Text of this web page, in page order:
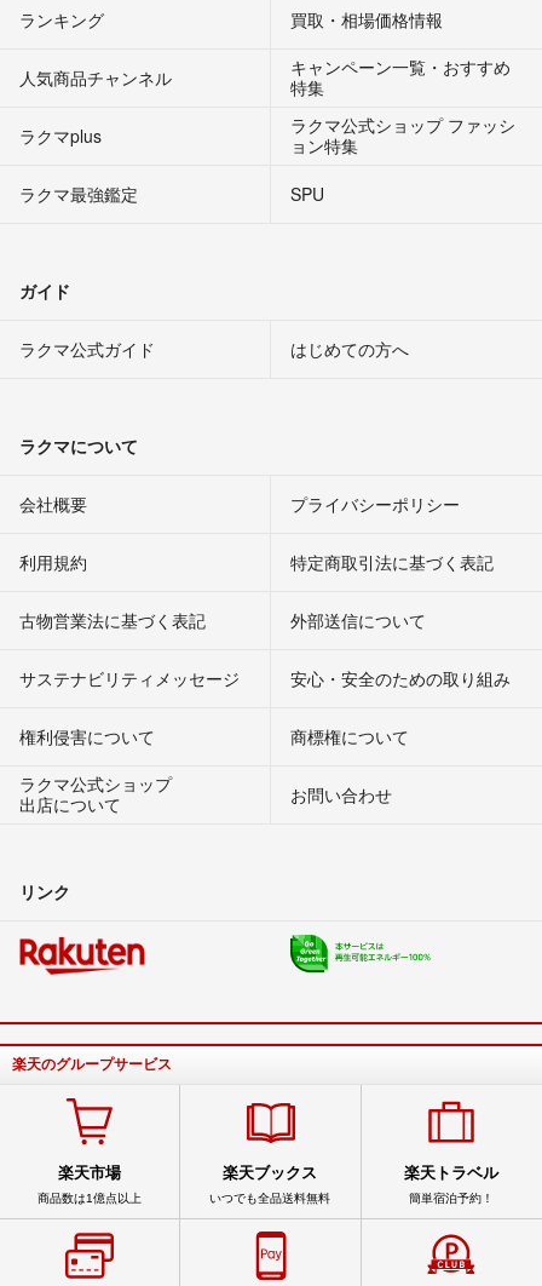
ランキング 買取・相場価格情報
人気商品チャンネル
キャンペーン一覧・おすすめ
特集
ラクマplus
ラクマ公式ショップ ファッシ
ョン特集
ラクマ最強鑑定
SPU
ガイド
ラクマ公式ガイド はじめての方へ
ラクマについて
会社概要 プライバシーポリシー
利用規約 特定商取引法に基づく表記
古物営業法に基づく表記 外部送信について
サステナビリティメッセージ 安心・安全のための取り組み
権利侵害について
商標権について
ラクマ公式ショップ
出店について
お問い合わせ
リンク
楽天のグループサービス
楽天市場
商品数は1億点以上
楽天ブックス
いつでも全品送料無料
楽天トラベル
簡単宿泊予約！